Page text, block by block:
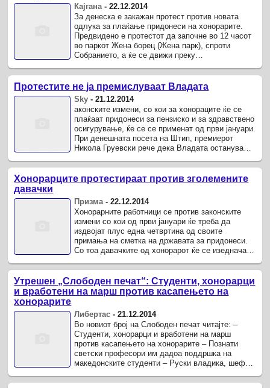
Кајгана-22.12.2014
За денеска е закажан протест против новата
одлука за плаќање придонеси на хонорарите.
Предвидено е протестот да започне во 12 часот
во паркот Жена борец (Жена парк), спроти
Собранието, а ќе се движи преку
...
Протестите не ја премислуваат Владата
Sky -21.12.2014
аконските измени, со кои за хонораците ќе се
плаќаат придонеси за пензиско и за здравствено
осигурување, ќе се се применат од први јануари.
При денешната посета на Штип, премиерот
Никола Груевски рече дека Владата останува
Хонорарците протестираат против зголемените
давачки
Призма -22.12.2014
Хонорарните работници се против законските
измени со кои од први јануари ќе треба да
издвојат плус една четвртина од своите
примања на сметка на државата за придонеси.
Со тоа давачките од хонорарот ќе се изедначат
Утрешен „Слободен печат“: Студенти, хонорарци
и вработени на марш против касапењето на
хонорарите
Либертас -21.12.2014
Во нoвиот број на Слободен печат читајте: –
Студенти, хонорарци и вработени на марш
против касапењето на хонорарите – Познати
светски професори им дадоа поддршка на
македонските студенти – Руски владика, шеф